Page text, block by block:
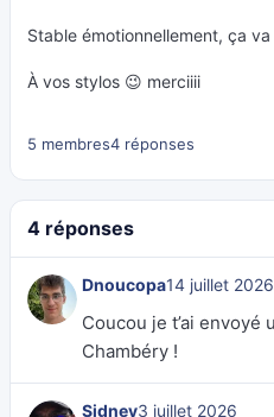
Stable émotionnellement, ça va
À vos stylos 😉 merciiii
5 membres4 réponses
4 réponses
Dnoucopa14 juillet 2026
Coucou je t’ai envoyé
Chambéry !
Sidney3 juillet 2026